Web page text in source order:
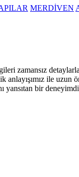
MERDİVEN
zamansız
ile uzun
yansıtan bir